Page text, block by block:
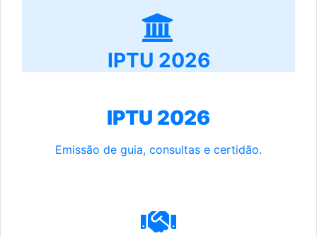
IPTU 2026
IPTU 2026
Emissão de guia, consultas e certidão.